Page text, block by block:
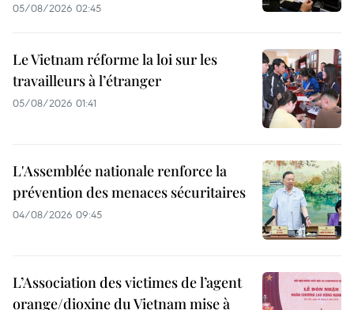
05/08/2026 02:45
Le Vietnam réforme la loi sur les
travailleurs à l’étranger
05/08/2026 01:41
L'Assemblée nationale renforce la
prévention des menaces sécuritaires
04/08/2026 09:45
L’Association des victimes de l’agent
orange/dioxine du Vietnam mise à